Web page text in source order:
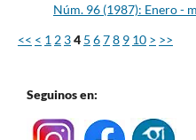
Núm. 96 (1987): Enero -
<< < 1 2 34 5 678 9 10 > >>
Seguinos en: